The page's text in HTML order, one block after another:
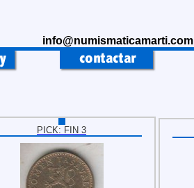
info@numismaticamarti.com
PICK: FIN 3